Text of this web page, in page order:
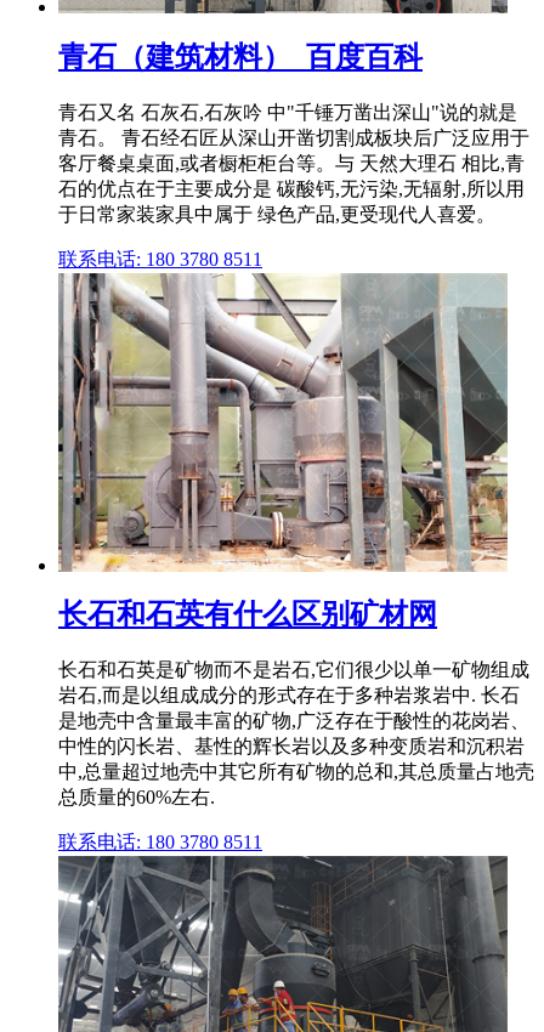
青石（建筑材料）_百度百科
青石又名 石灰石,石灰吟 中"千锤万凿出深山"说的就是
青石。 青石经石匠从深山开凿切割成板块后广泛应用于
客厅餐桌桌面,或者橱柜柜台等。与 天然大理石 相比,青
石的优点在于主要成分是 碳酸钙,无污染,无辐射,所以用
于日常家装家具中属于 绿色产品,更受现代人喜爱。
联系电话: 180 3780 8511
长石和石英有什么区别矿材网
长石和石英是矿物而不是岩石,它们很少以单一矿物组成
岩石,而是以组成成分的形式存在于多种岩浆岩中. 长石
是地壳中含量最丰富的矿物,广泛存在于酸性的花岗岩、
中性的闪长岩、基性的辉长岩以及多种变质岩和沉积岩
中,总量超过地壳中其它所有矿物的总和,其总质量占地壳
总质量的60%左右.
联系电话: 180 3780 8511